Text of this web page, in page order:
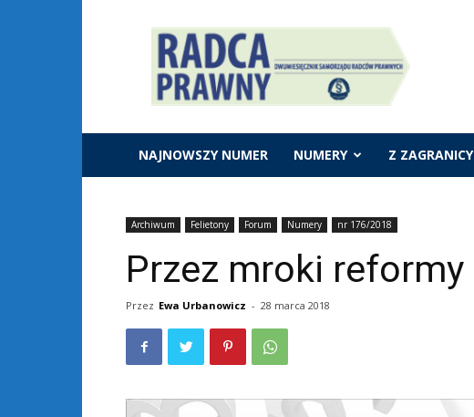
Dwumiesięcznik
"Radca
Prawny"
NAJNOWSZY NUMER NUMERY Z ZAGRANICY
Archiwum Felietony Forum Numery nr 176/2018
Przez mroki reformy
Przez Ewa Urbanowicz - 28 marca 2018